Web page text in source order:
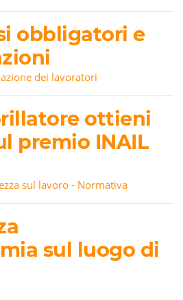
obbligatori e
dei lavoratori
ottieni
premio INAIL
sul lavoro - Normativa
sul luogo di